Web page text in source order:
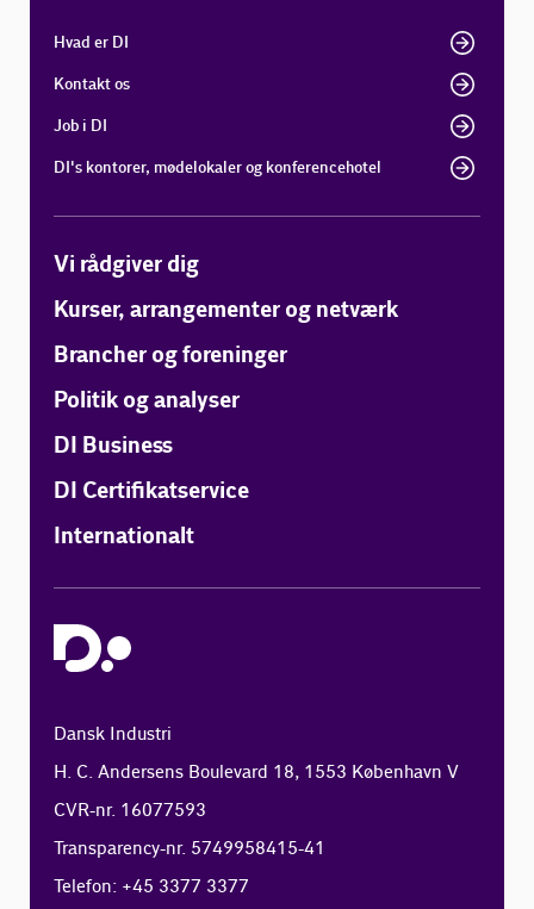
Hvad er DI
Kontakt os
Job i DI
DI's kontorer, mødelokaler og konferencehotel
Vi rådgiver dig
Kurser, arrangementer og netværk
Brancher og foreninger
Politik og analyser
DI Business
DI Certifikatservice
Internationalt
Dansk Industri
H. C. Andersens Boulevard 18, 1553 København V
CVR-nr. 16077593
Transparency-nr. 5749958415-41
Telefon: +45 3377 3377